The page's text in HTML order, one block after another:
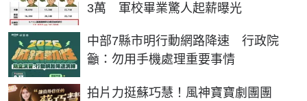
3萬 軍校畢業驚人起薪曝光
中部7縣市明行動網路降速 行政院
籲：勿用手機處理重要事情
拍片力挺蘇巧慧！風神寶寶劇團團